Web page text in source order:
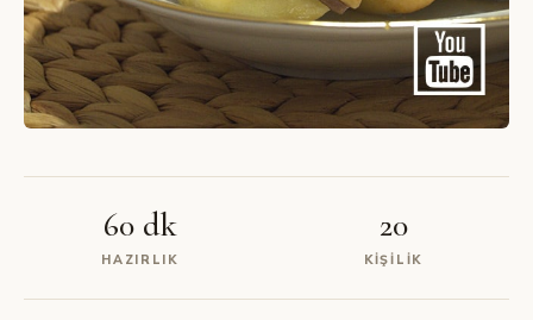
60 dk
HAZIRLIK
20
KIŞILIK